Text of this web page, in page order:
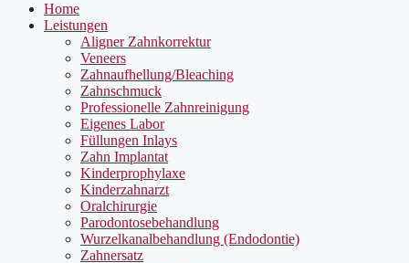
Home
Leistungen
Aligner Zahnkorrektur
Veneers
Zahnaufhellung/Bleaching
Zahnschmuck
Professionelle Zahnreinigung
Eigenes Labor
Füllungen Inlays
Zahn Implantat
Kinderprophylaxe
Kinderzahnarzt
Oralchirurgie
Parodontosebehandlung
Wurzelkanalbehandlung (Endodontie)
Zahnersatz